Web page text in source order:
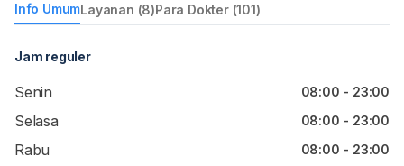
Info UmumLayanan (8)Para Dokter (101)
Jam reguler
Senin 08:00 - 23:00
Selasa 08:00 - 23:00
Rabu 08:00 - 23:00